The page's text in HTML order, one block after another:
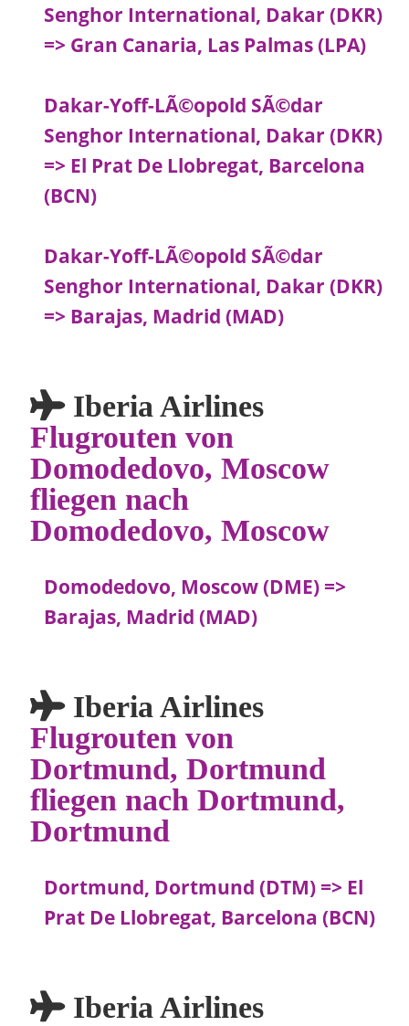
Senghor International, Dakar (DKR)
=> Gran Canaria, Las Palmas (LPA)
Dakar-Yoff-LÃ©opold SÃ©dar
Senghor International, Dakar (DKR)
=> El Prat De Llobregat, Barcelona
(BCN)
Dakar-Yoff-LÃ©opold SÃ©dar
Senghor International, Dakar (DKR)
=> Barajas, Madrid (MAD)
Iberia Airlines
Flugrouten von
Domodedovo, Moscow
fliegen nach
Domodedovo, Moscow
Domodedovo, Moscow (DME) =>
Barajas, Madrid (MAD)
Iberia Airlines
Flugrouten von
Dortmund, Dortmund
fliegen nach Dortmund,
Dortmund
Dortmund, Dortmund (DTM) => El
Prat De Llobregat, Barcelona (BCN)
Iberia Airlines